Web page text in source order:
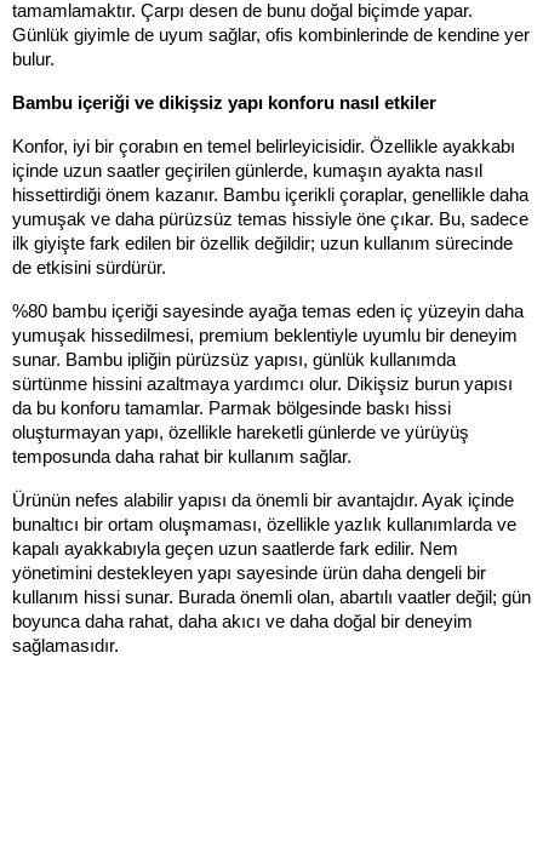
tamamlamaktır. Çarpı desen de bunu doğal biçimde yapar.
Günlük giyimle de uyum sağlar, ofis kombinlerinde de kendine yer
bulur.
Bambu içeriği ve dikişsiz yapı konforu nasıl etkiler
Konfor, iyi bir çorabın en temel belirleyicisidir. Özellikle ayakkabı
içinde uzun saatler geçirilen günlerde, kumaşın ayakta nasıl
hissettirdiği önem kazanır. Bambu içerikli çoraplar, genellikle daha
yumuşak ve daha pürüzsüz temas hissiyle öne çıkar. Bu, sadece
ilk giyişte fark edilen bir özellik değildir; uzun kullanım sürecinde
de etkisini sürdürür.
%80 bambu içeriği sayesinde ayağa temas eden iç yüzeyin daha
yumuşak hissedilmesi, premium beklentiyle uyumlu bir deneyim
sunar. Bambu ipliğin pürüzsüz yapısı, günlük kullanımda
sürtünme hissini azaltmaya yardımcı olur. Dikişsiz burun yapısı
da bu konforu tamamlar. Parmak bölgesinde baskı hissi
oluşturmayan yapı, özellikle hareketli günlerde ve yürüyüş
temposunda daha rahat bir kullanım sağlar.
Ürünün nefes alabilir yapısı da önemli bir avantajdır. Ayak içinde
bunaltıcı bir ortam oluşmaması, özellikle yazlık kullanımlarda ve
kapalı ayakkabıyla geçen uzun saatlerde fark edilir. Nem
yönetimini destekleyen yapı sayesinde ürün daha dengeli bir
kullanım hissi sunar. Burada önemli olan, abartılı vaatler değil; gün
boyunca daha rahat, daha akıcı ve daha doğal bir deneyim
sağlamasıdır.